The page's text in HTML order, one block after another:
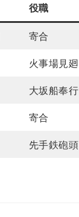
役職
寄合
火事場見廻
大坂船奉行
寄合
先手鉄砲頭